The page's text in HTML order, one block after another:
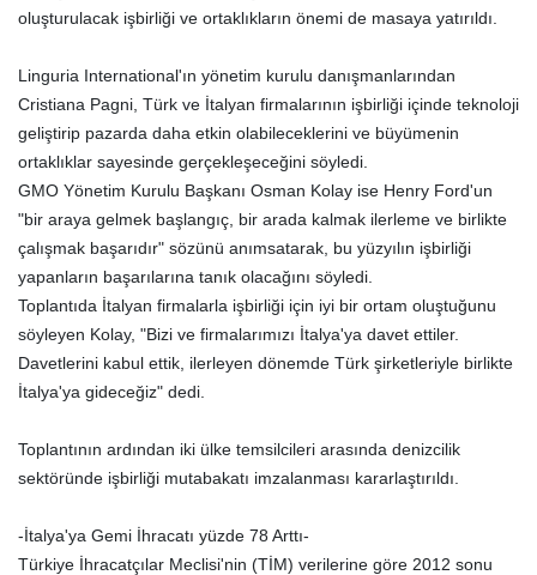
oluşturulacak işbirliği ve ortaklıkların önemi de masaya yatırıldı.
Linguria International'ın yönetim kurulu danışmanlarından
Cristiana Pagni, Türk ve İtalyan firmalarının işbirliği içinde teknoloji
geliştirip pazarda daha etkin olabileceklerini ve büyümenin
ortaklıklar sayesinde gerçekleşeceğini söyledi.
GMO Yönetim Kurulu Başkanı Osman Kolay ise Henry Ford'un
"bir araya gelmek başlangıç, bir arada kalmak ilerleme ve birlikte
çalışmak başarıdır" sözünü anımsatarak, bu yüzyılın işbirliği
yapanların başarılarına tanık olacağını söyledi.
Toplantıda İtalyan firmalarla işbirliği için iyi bir ortam oluştuğunu
söyleyen Kolay, "Bizi ve firmalarımızı İtalya'ya davet ettiler.
Davetlerini kabul ettik, ilerleyen dönemde Türk şirketleriyle birlikte
İtalya'ya gideceğiz" dedi.
Toplantının ardından iki ülke temsilcileri arasında denizcilik
sektöründe işbirliği mutabakatı imzalanması kararlaştırıldı.
-İtalya'ya Gemi İhracatı yüzde 78 Arttı-
Türkiye İhracatçılar Meclisi'nin (TİM) verilerine göre 2012 sonu